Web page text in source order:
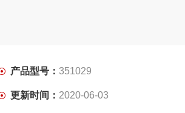
产品型号： 351029
更新时间： 2020-06-03